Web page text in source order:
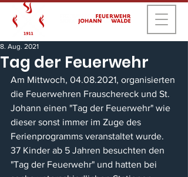
Tag der Feuerwehr
8. Aug. 2021
Am Mittwoch, 04.08.2021, organisierten
die Feuerwehren Frauschereck und St.
Johann einen "Tag der Feuerwehr" wie
dieser sonst immer im Zuge des
Ferienprogramms veranstaltet wurde.
37 Kinder ab 5 Jahren besuchten den
"Tag der Feuerwehr" und hatten bei